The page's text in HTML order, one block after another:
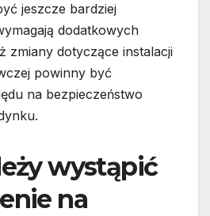
jeszcze bardziej
dodatkowych
zmiany dotyczące instalacji
powinny być
na bezpieczeństwo
wystąpić
na